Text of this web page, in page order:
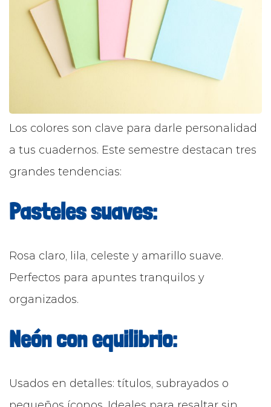
Los colores son clave para darle personalidad
a tus cuadernos. Este semestre destacan tres
grandes tendencias:
Pasteles suaves:
Rosa claro, lila, celeste y amarillo suave.
Perfectos para apuntes tranquilos y
organizados.
Neón con equilibrio:
Usados en detalles: títulos, subrayados o